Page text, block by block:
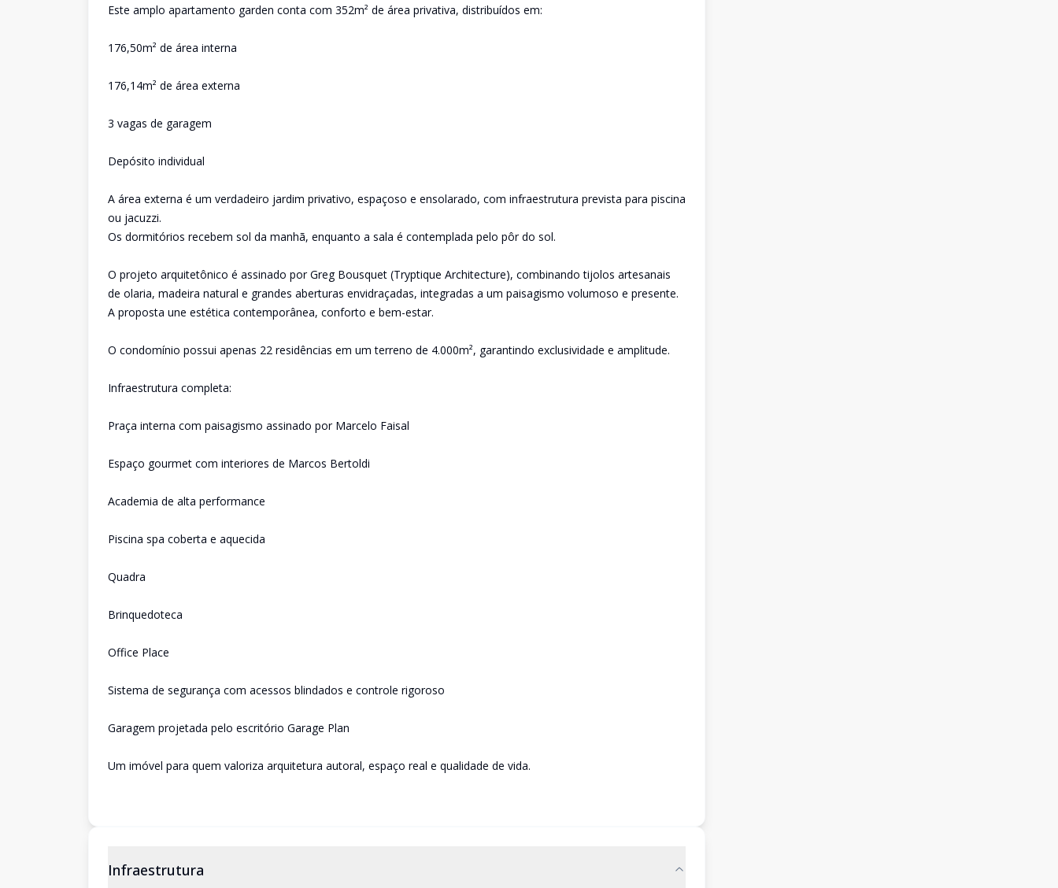
Este amplo apartamento garden conta com 352m² de área privativa, distribuídos em:
176,50m² de área interna
176,14m² de área externa
3 vagas de garagem
Depósito individual
A área externa é um verdadeiro jardim privativo, espaçoso e ensolarado, com infraestrutura prevista para piscina
ou jacuzzi.
Os dormitórios recebem sol da manhã, enquanto a sala é contemplada pelo pôr do sol.
O projeto arquitetônico é assinado por Greg Bousquet (Tryptique Architecture), combinando tijolos artesanais
de olaria, madeira natural e grandes aberturas envidraçadas, integradas a um paisagismo volumoso e presente.
A proposta une estética contemporânea, conforto e bem-estar.
O condomínio possui apenas 22 residências em um terreno de 4.000m², garantindo exclusividade e amplitude.
Infraestrutura completa:
Praça interna com paisagismo assinado por Marcelo Faisal
Espaço gourmet com interiores de Marcos Bertoldi
Academia de alta performance
Piscina spa coberta e aquecida
Quadra
Brinquedoteca
Office Place
Sistema de segurança com acessos blindados e controle rigoroso
Garagem projetada pelo escritório Garage Plan
Um imóvel para quem valoriza arquitetura autoral, espaço real e qualidade de vida.
Infraestrutura